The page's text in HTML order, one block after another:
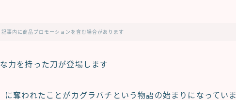
記事内に商品プロモーションを含む場合があります
力を持った刀が登場します
に奪われたことがカグラバチという物語の始まりになっていま